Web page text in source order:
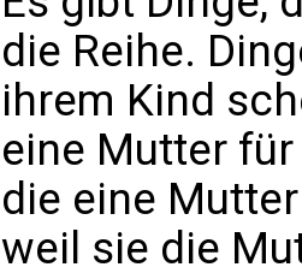
die Reihe.
ihrem Kind
eine Mutter
die eine
weil sie die